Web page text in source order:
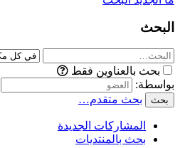
البحث
بحث بالعناوين فقط
بواسطة:
بحث بحث متقدم…
المشاركات الجديدة
بحث بالمنتديات